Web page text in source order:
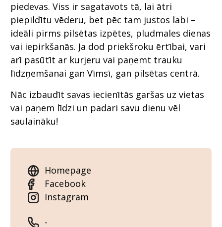
piedevas. Viss ir sagatavots tā, lai ātri
piepildītu vēderu, bet pēc tam justos labi –
ideāli pirms pilsētas izpētes, pludmales dienas
vai iepirkšanās. Ja dod priekšroku ērtībai, vari
arī pasūtīt ar kurjeru vai paņemt trauku
līdzņemšanai gan Vīmsī, gan pilsētas centrā.
Nāc izbaudīt savas iecienītās garšas uz vietas
vai paņem līdzi un padari savu dienu vēl
saulaināku!
Homepage
Facebook
Instagram
-